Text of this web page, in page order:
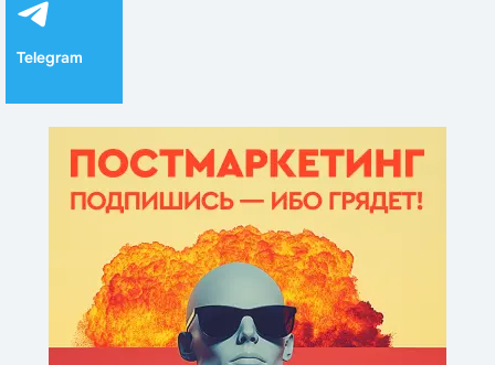
Telegram